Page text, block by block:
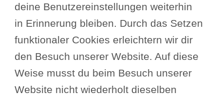
deine Benutzereinstellungen weiterhin
in Erinnerung bleiben. Durch das Setzen
funktionaler Cookies erleichtern wir dir
den Besuch unserer Website. Auf diese
Weise musst du beim Besuch unserer
Website nicht wiederholt dieselben